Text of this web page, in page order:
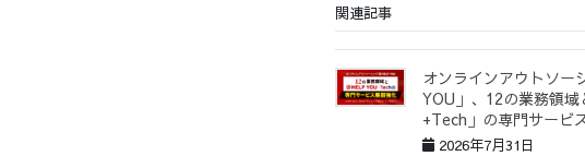
関連記事
オンラインアウトソー
YOU」、12の業務領域
+Tech」の専門サービ
2026年7月31日